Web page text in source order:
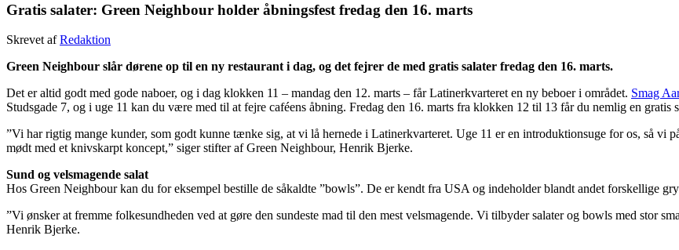
Gratis salater: Green Neighbour holder åbningsfest fredag den 16. marts
Skrevet afRedaktion
Green Neighbour slår dørene op til en ny restaurant i dag, og det fejrer de med gratis salater fredag den 16. marts.
Det er altid godt med gode naboer, og i dag klokken 11 – mandag den 12. marts – får Latinerkvarteret en ny beboer i området. Smag
Studsgade 7, og i uge 11 kan du være med til at fejre caféens åbning. Fredag den 16. marts fra klokken 12 til 13 får du nemlig en gratis
”Vi har rigtig mange kunder, som godt kunne tænke sig, at vi lå hernede i Latinerkvarteret. Uge 11 er en introduktionsuge for os, så vi
mødt med et knivskarpt koncept,” siger stifter af Green Neighbour, Henrik Bjerke.
Sund og velsmagende salat
Hos Green Neighbour kan du for eksempel bestille de såkaldte ”bowls”. De er kendt fra USA og indeholder blandt andet forskellige
”Vi ønsker at fremme folkesundheden ved at gøre den sundeste mad til den mest velsmagende. Vi tilbyder salater og bowls med stor
Henrik Bjerke.